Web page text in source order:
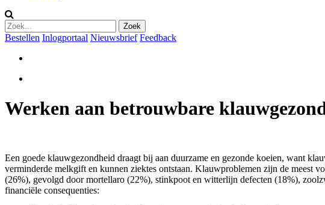
Bestellen Inlogportaal Nieuwsbrief Feedback
Werken aan betrouwbare
Een goede klauwgezondheid draagt bij aan duurzame en gezonde koeien, want
verminderde melkgift en kunnen ziektes ontstaan. Klauwproblemen zijn de meest
(26%), gevolgd door mortellaro (22%), stinkpoot en witterlijn defecten (18%),
financiële consequenties: